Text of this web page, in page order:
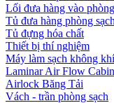
Lối đưa hàng vào
Tủ đưa hàng phòng
Tủ đựng hóa chất
Thiết bị thí nghiệm
Máy làm sạch không khí
Laminar Air Flow Cabin
Airlock Băng Tải
Vách - trần phòng sạch